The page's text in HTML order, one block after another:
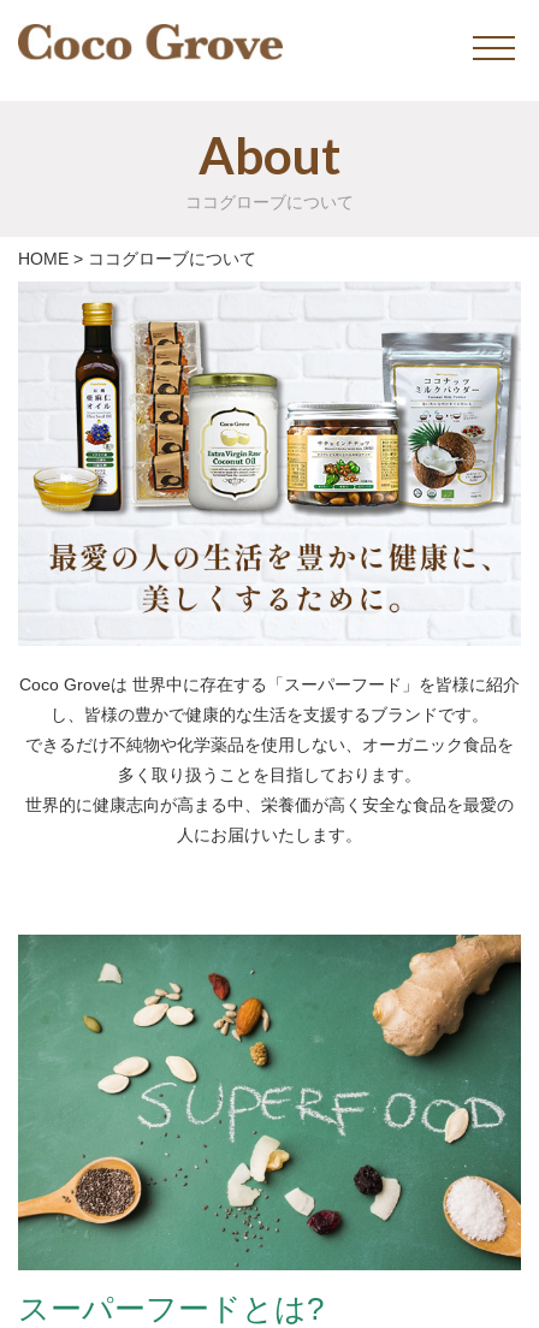
About
ココグローブについて
HOME > ココグローブについて
Coco Groveは 世界中に存在する「スーパーフード」を皆様に紹介
し、皆様の豊かで健康的な生活を支援するブランドです。
できるだけ不純物や化学薬品を使用しない、オーガニック食品を
多く取り扱うことを目指しております。
世界的に健康志向が高まる中、栄養価が高く安全な食品を最愛の
人にお届けいたします。
スーパーフードとは?